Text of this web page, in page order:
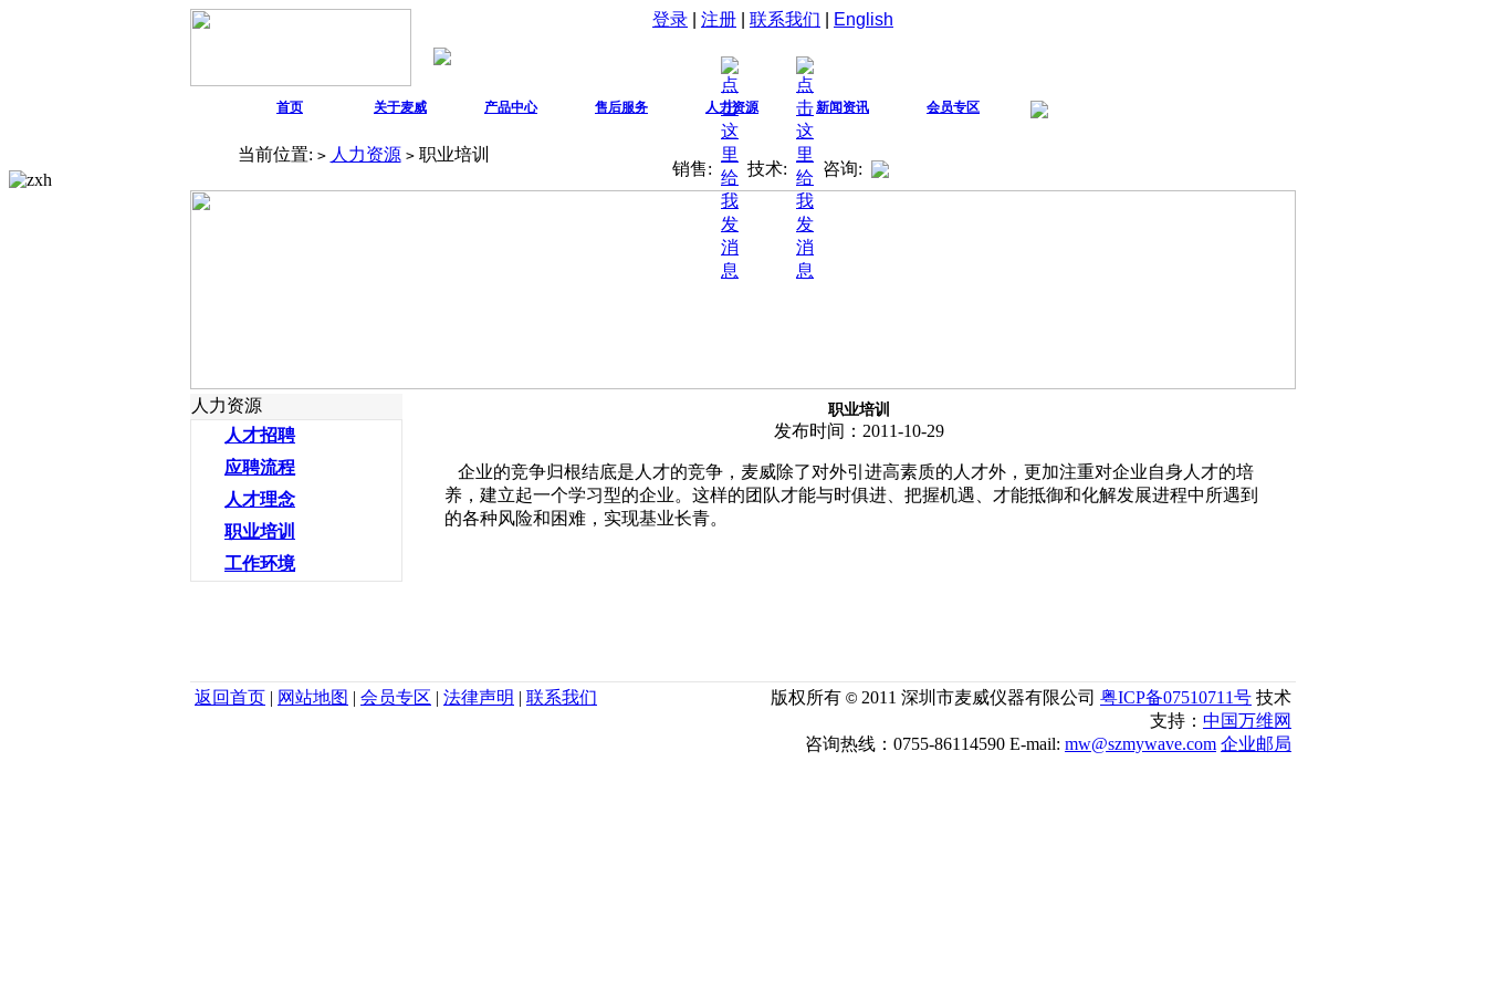
登录 注册 联系我们 English
销售: 技术: 咨询:
首页 关于麦威 产品中心 售后服务 人力资源 新闻资讯 会员专区
当前位置: > 人力资源 >职业培训
人力资源
人才招聘
应聘流程
人才理念
职业培训
工作环境
职业培训
发布时间：2011-10-29
企业的竞争归根结底是人才的竞争，麦威除了对外引进高素质的人才外，更加注重对企业自身人才的培
养，建立起一个学习型的企业。这样的团队才能与时俱进、把握机遇、才能抵御和化解发展进程中所遇到
的各种风险和困难，实现基业长青。
返回首页 | 网站地图 | 会员专区 | 法律声明 | 联系我们 版权所有 © 2011 深圳市麦威仪器有限公司 粤ICP备07510711号 技术
支持： 中国万维网
咨询热线：0755-86114590 E-mail: mw@szmywave.com 企业邮局